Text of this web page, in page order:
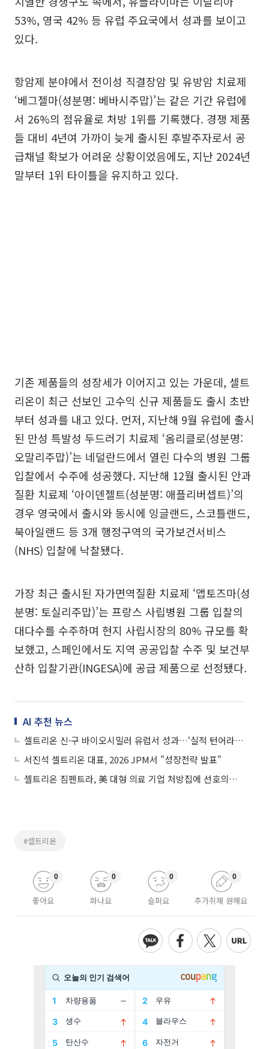
53%, 영국 42% 등 유럽 주요국에서 성과를 보이고
있다.
항암제 분야에서 전이성 직결장암 및 유방암 치료제
‘베그젤마(성분명: 베바시주맙)’는 같은 기간 유럽에
서 26%의 점유율로 처방 1위를 기록했다. 경쟁 제품
들 대비 4년여 가까이 늦게 출시된 후발주자로서 공
급채널 확보가 어려운 상황이었음에도, 지난 2024년
말부터 1위 타이틀을 유지하고 있다.
기존 제품들의 성장세가 이어지고 있는 가운데, 셀트
리온이 최근 선보인 고수익 신규 제품들도 출시 초반
부터 성과를 내고 있다. 먼저, 지난해 9월 유럽에 출시
된 만성 특발성 두드러기 치료제 ‘옴리클로(성분명:
오말리주맙)’는 네덜란드에서 열린 다수의 병원 그룹
입찰에서 수주에 성공했다. 지난해 12월 출시된 안과
질환 치료제 ‘아이덴젤트(성분명: 애플리버셉트)’의
경우 영국에서 출시와 동시에 잉글랜드, 스코틀랜드,
북아일랜드 등 3개 행정구역의 국가보건서비스
(NHS) 입찰에 낙찰됐다.
가장 최근 출시된 자가면역질환 치료제 ‘앱토즈마(성
분명: 토실리주맙)’는 프랑스 사립병원 그룹 입찰의
대다수를 수주하며 현지 사립시장의 80% 규모를 확
보했고, 스페인에서도 지역 공공입찰 수주 및 보건부
산하 입찰기관(INGESA)에 공급 제품으로 선정됐다.
AI 추천 뉴스
셀트리온 신·구 바이오시밀러 유럽서 성과…‘실적 턴어라운드’ 도모
서진석 셀트리온 대표, 2026 JPM서 "성장전략 발표"
셀트리온 짐펜트라, 美 대형 의료 기업 처방집에 선호의약품 등재
#셀트리온
좋아요
0
화나요
0
슬퍼요
0
추가취재 원해요
0